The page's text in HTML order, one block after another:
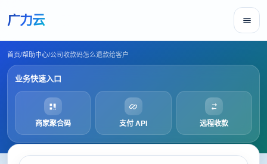
广力云
首页/帮助中心/公司收款码怎么退款给客户
业务快速入口
商家聚合码 支付 API 远程收款